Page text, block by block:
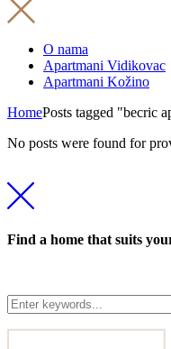
O nama
Apartmani Vidikovac
Apartmani Kožino
HomePosts tagged "becric
No posts were found for
Find a home that suits